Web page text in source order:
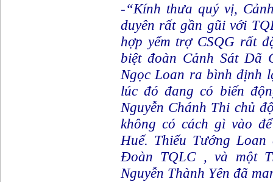
-“Kính thưa quý vị,
duyên rất gần gũi với
hợp yểm trợ CSQG rất
biệt đoàn Cảnh Sát Dã
Ngọc Loan ra bình định
lúc đó đang có biến
Nguyễn Chánh Thi chủ
không có cách gì vào
Huế. Thiếu Tướng
Đoàn TQLC , và một
Nguyễn Thành Yên đã